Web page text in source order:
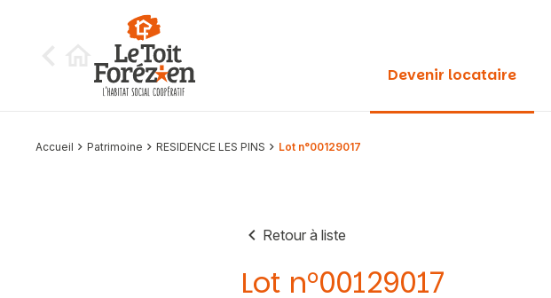
Devenir locataire
Accueil Patrimoine RESIDENCE LES PINS Lot n°00129017
Retour à liste
Lot n°00129017